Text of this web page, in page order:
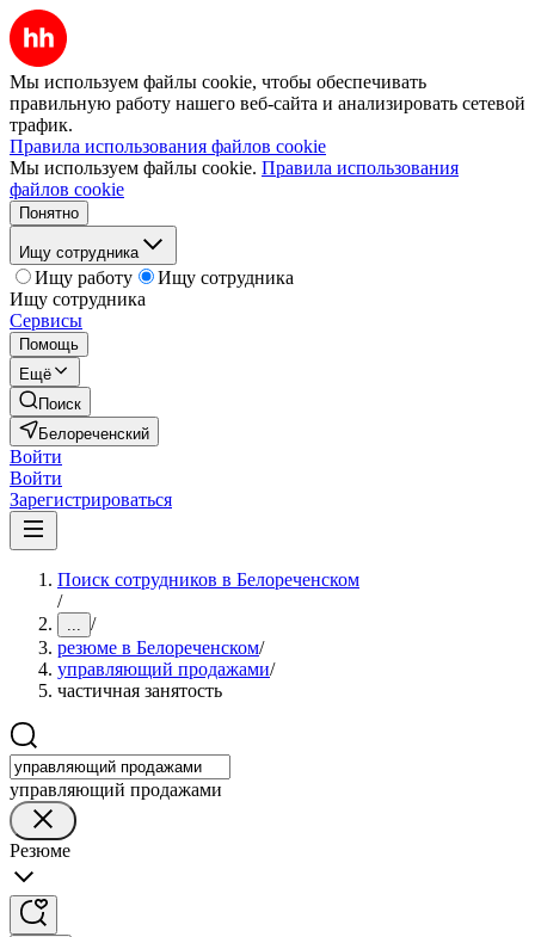
Мы используем файлы cookie, чтобы обеспечивать
правильную работу нашего веб-сайта и анализировать сетевой
трафик.
Правила использования файлов cookie
Мы используем файлы cookie. Правила использования
файлов cookie
Понятно
Ищу сотрудника
Ищу работу
Ищу сотрудника
Ищу сотрудника
Сервисы
Помощь
Ещё
Поиск
Белореченский
Войти
Войти
Зарегистрироваться
Поиск сотрудников в Белореченском
/
... /
резюме в Белореченском/
управляющий продажами/
частичная занятость
управляющий продажами
Резюме